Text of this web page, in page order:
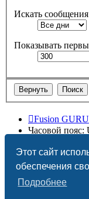
Этот сайт
обеспечения
Подробнее
Искать сообщения
Показывать
Fusion GURU
Часовой пояс:
Создано на основе